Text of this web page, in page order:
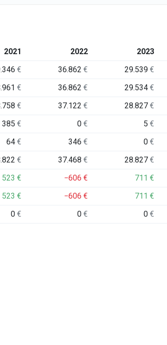
2021 2022 2023
€ 36.862€ 29.539€
€ 36.862€ 29.534€
€ 37.122€ 28.827€
385€ 0€ 5€
64€ 346€ 0€
€ 37.468€ 28.827€
523€ −606€ 711€
523€ −606€ 711€
0€ 0€ 0€